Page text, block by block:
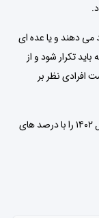
افراد دیگر از احتمال افزایش ۳۰ درصد می دهند و یا عده ای
سال گذشته باید تکرار شود و از
افرادی نظر بر
برای راحتی کار، جدول افزایش حقوق کارگران برای سال ۱۴۰۲ را با درصد های